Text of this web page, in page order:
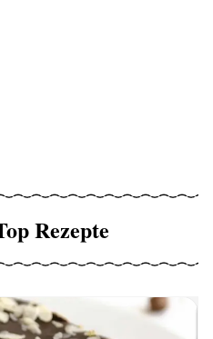
Rezepte